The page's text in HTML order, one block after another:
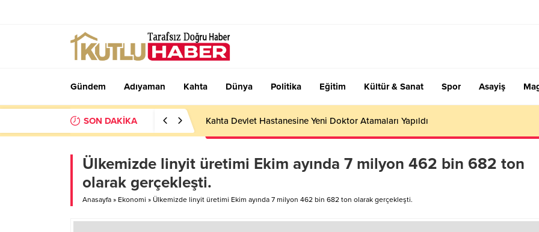
Gündem Adıyaman Kahta Dünya Politika Eğitim Kültür & Sanat Spor Asayiş
SON DAKİKA
Ülkemizde linyit üretimi Ekim ayında 7 milyon 462 bin 682 ton
olarak gerçekleşti.
Anasayfa » Ekonomi » Ülkemizde linyit üretimi Ekim ayında 7 milyon 462 bin 682 ton olarak gerçekleşti.